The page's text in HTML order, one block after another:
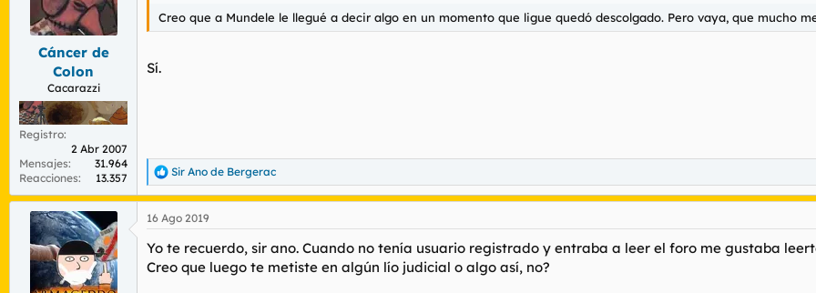
Cáncer de
Colon
Cacarazzi
Registro
2 Abr 2007
Mensajes
31.964
Reacciones
13.357
Creo que a Mundele le llegué a decir algo en un momento que ligue quedó descolgado. Pero vaya, que mucho
Sí.
R
e
a
c
i
o
Sir Ano de Bergerac
16 Ago 2019
Yo te recuerdo, sir ano. Cuando no tenía usuario registrado y entraba a leer el foro me gustaba
Creo que luego te metiste en algún lío judicial o algo así, no?